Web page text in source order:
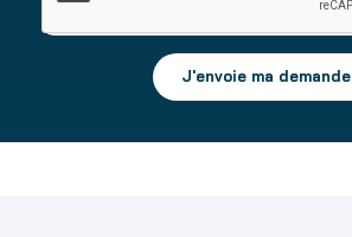
J'envoie ma demande